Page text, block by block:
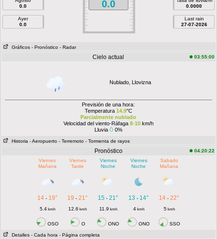
0.0
Ayer
0.0
0.0
0.0000
Last rain
27-07-2026
Gráficos - Pronóstico - Radar
Cielo actual 03:55:00
Nublado, Llovizna
Previsión de una hora:
Temperatura 14.9°C
Parcialmente nublado
Velocidad del viento-Ráfaga 8-10km/h
Lluvia
0%
Historia - Aeropuerto - Terremoto - Tormenta de rayos
Pronóstico
04:20:22
Viernes
Mañana
Viernes
Tarde
Viernes
Noche
Viernes
Noche
Sabado
Mañana
14- 19° 19 -21° 15 -21° 13 - 14° 14 -22°
5.4kmh 12.6 kmh 11.9 kmh 4kmh 5kmh
OSO O ONO ONO SSO
Detalles - Cada hora - Página completa